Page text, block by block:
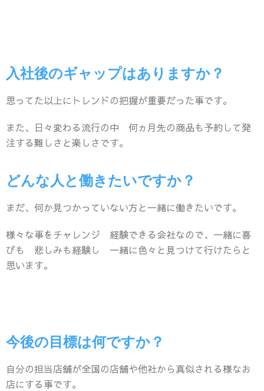
入社後のギャップはありますか？
思ってた以上にトレンドの把握が重要だった事です。
また、日々変わる流行の中 何ヵ月先の商品も予約して発
注する難しさと楽しさです。
どんな人と働きたいですか？
まだ、何か見つかっていない方と一緒に働きたいです。
様々な事をチャレンジ 経験できる会社なので、一緒に喜
びも 悲しみも経験し 一緒に色々と見つけて行けたらと
思います。
今後の目標は何ですか？
自分の担当店舗が全国の店舗や他社から真似される様なお
店にする事です。